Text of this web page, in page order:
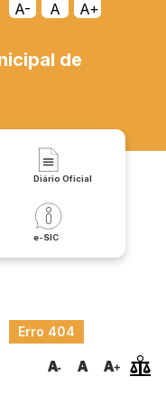
A- A A+
de
Diário Oficial
e-SIC
Erro 404